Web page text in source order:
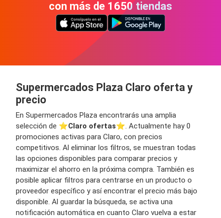
con más de 1650 tiendas
Supermercados Plaza Claro oferta y
precio
En Supermercados Plaza encontrarás una amplia
selección de ⭐️Claro ofertas⭐️. Actualmente hay 0
promociones activas para Claro, con precios
competitivos. Al eliminar los filtros, se muestran todas
las opciones disponibles para comparar precios y
maximizar el ahorro en la próxima compra. También es
posible aplicar filtros para centrarse en un producto o
proveedor específico y así encontrar el precio más bajo
disponible. Al guardar la búsqueda, se activa una
notificación automática en cuanto Claro vuelva a estar